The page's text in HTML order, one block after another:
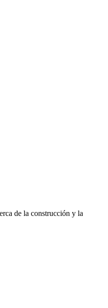
de la construcción y la